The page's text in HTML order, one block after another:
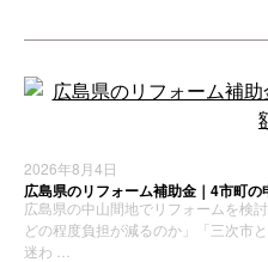
2026年8月4日
広島県のリフォーム補助金｜4市町の
広島県の中山間地でリフォームを検
どの程度負担が減るのか」「三次市
迷わ …